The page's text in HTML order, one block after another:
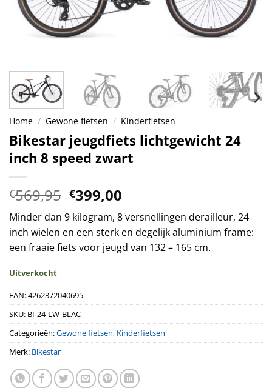
Home / Gewone fietsen / Kinderfietsen
Bikestar jeugdfiets lichtgewicht 24
inch 8 speed zwart
€569,95 Oorspronkelijke
prijs
was:
€569,95.
€399,00
prijs
is:
€399,00.
Minder dan 9 kilogram, 8 versnellingen derailleur, 24
inch wielen en een sterk en degelijk aluminium frame:
een fraaie fiets voor jeugd van 132 – 165 cm.
Uitverkocht
EAN:4262372040695
SKU: BI-24-LW-BLAC
Categorieën:Gewone fietsen, Kinderfietsen
Merk: Bikestar